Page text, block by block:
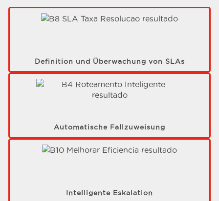
Definition und Überwachung von SLAs
Automatische Fallzuweisung
Intelligente Eskalation